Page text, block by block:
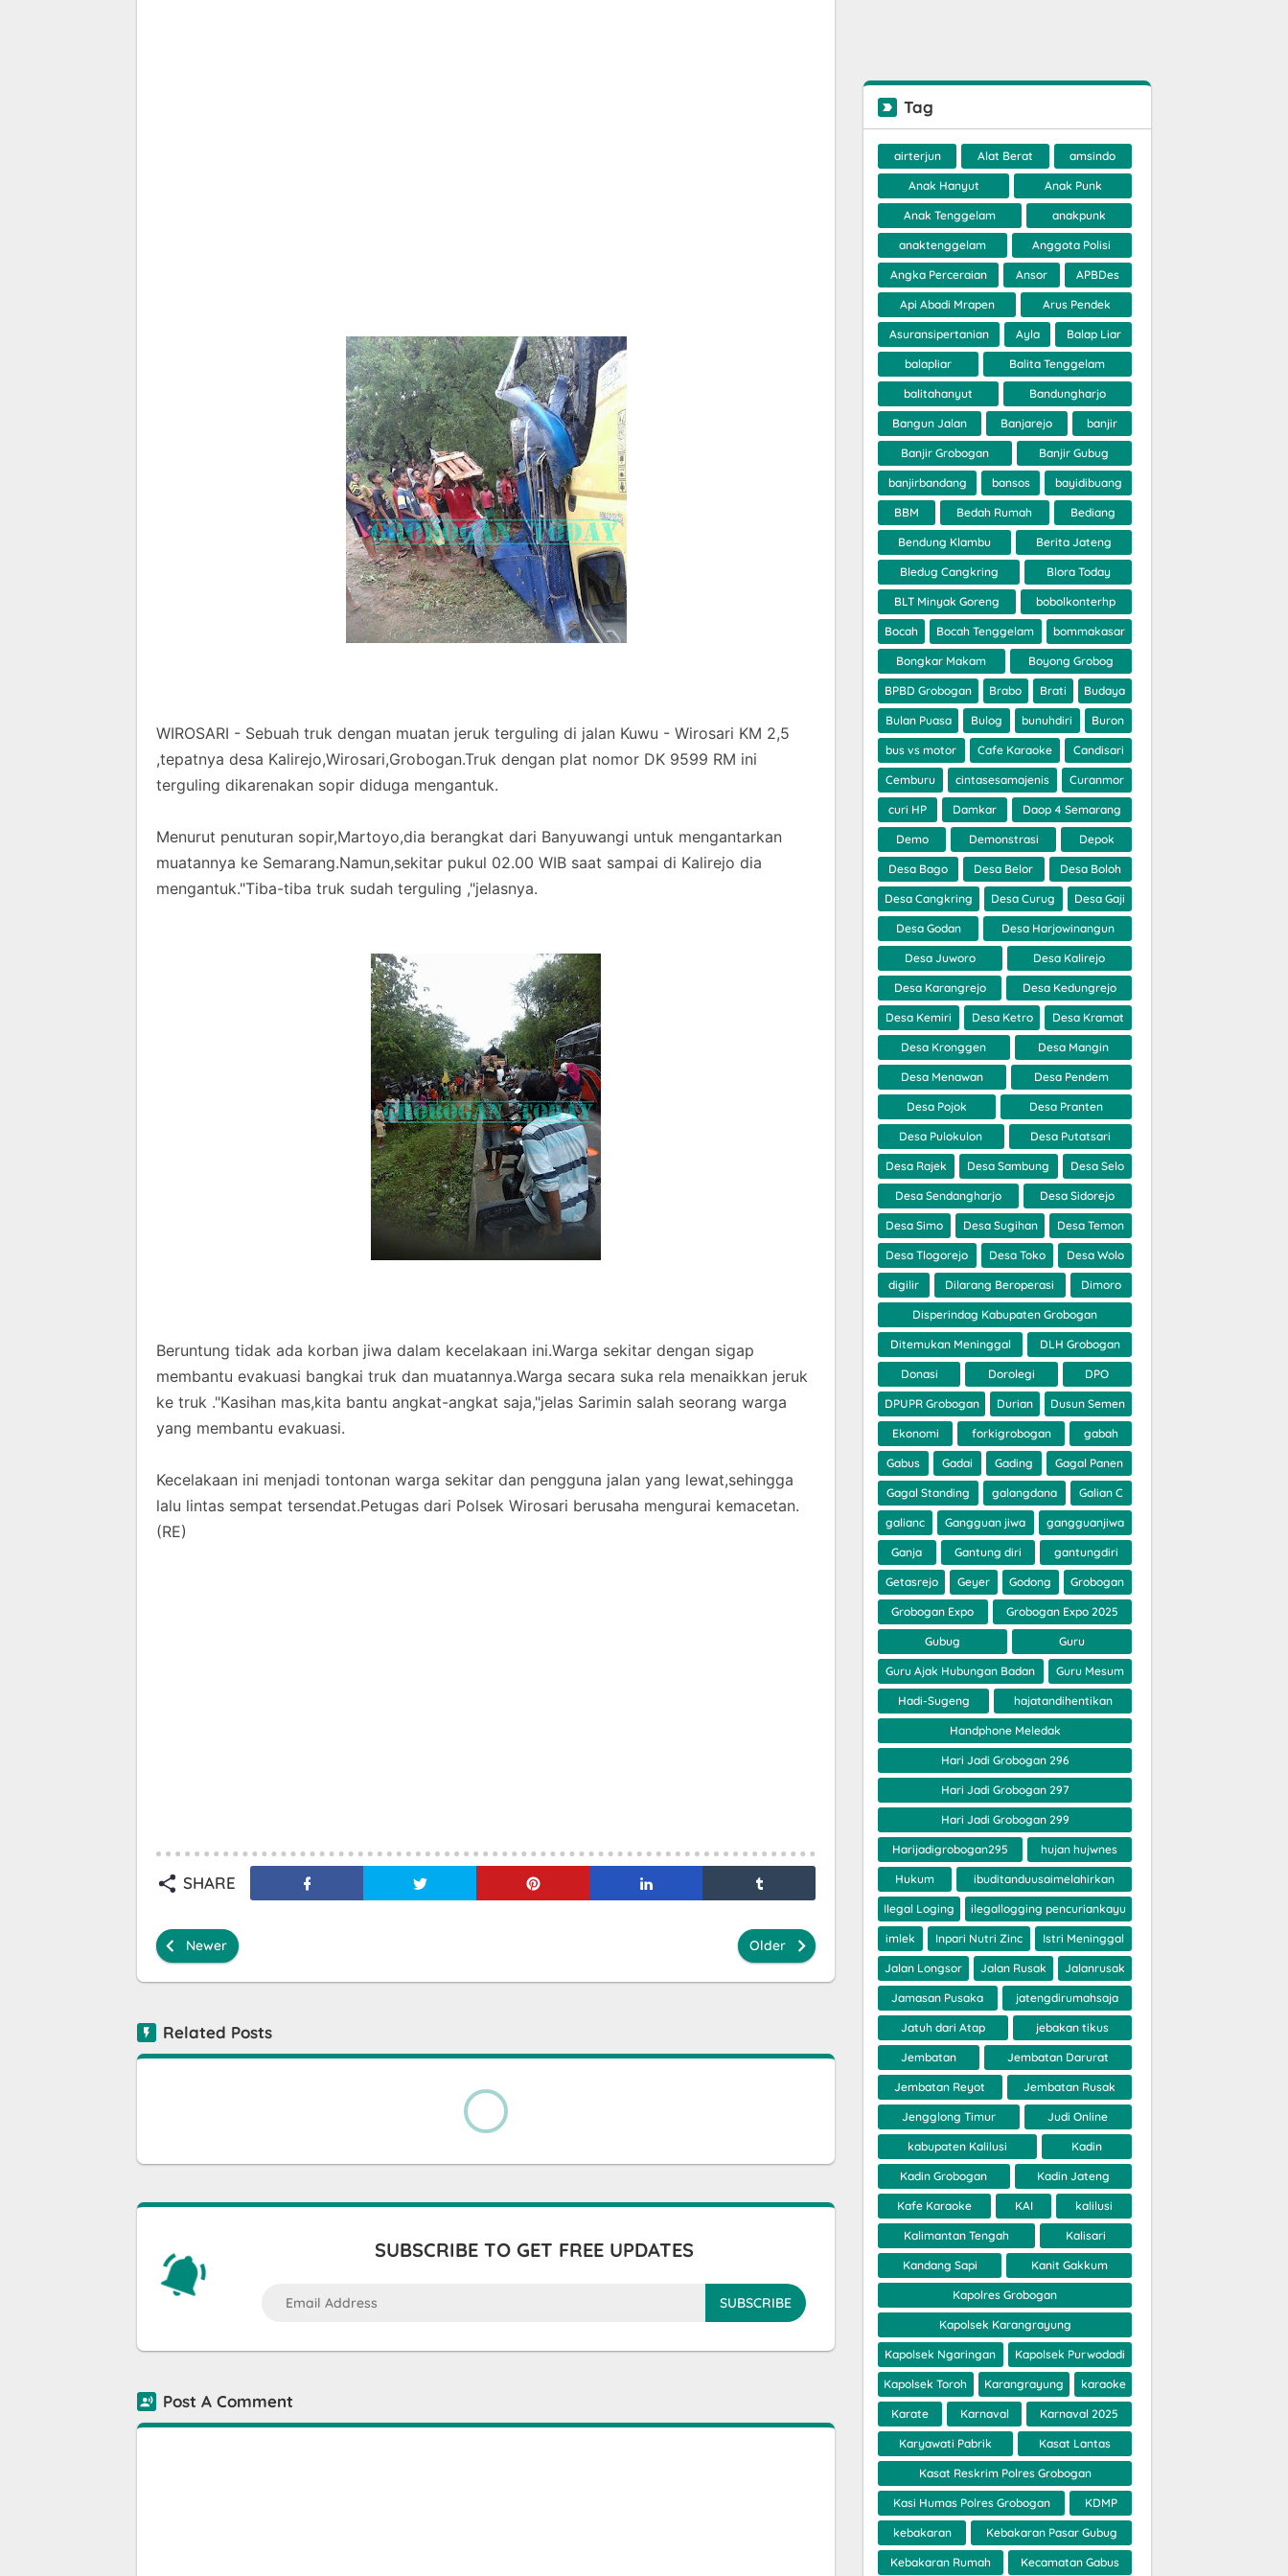
WIROSARI - Sebuah truk dengan muatan jeruk terguling di jalan Kuwu - Wirosari KM 2,5
,tepatnya desa Kalirejo,Wirosari,Grobogan.Truk dengan plat nomor DK 9599 RM ini
terguling dikarenakan sopir diduga mengantuk.
Menurut penuturan sopir,Martoyo,dia berangkat dari Banyuwangi untuk mengantarkan
muatannya ke Semarang.Namun,sekitar pukul 02.00 WIB saat sampai di Kalirejo dia
mengantuk."Tiba-tiba truk sudah terguling ,"jelasnya.
Beruntung tidak ada korban jiwa dalam kecelakaan ini.Warga sekitar dengan sigap
membantu evakuasi bangkai truk dan muatannya.Warga secara suka rela menaikkan jeruk
ke truk ."Kasihan mas,kita bantu angkat-angkat saja,"jelas Sarimin salah seorang warga
yang membantu evakuasi.
Kecelakaan ini menjadi tontonan warga sekitar dan pengguna jalan yang lewat,sehingga
lalu lintas sempat tersendat.Petugas dari Polsek Wirosari berusaha mengurai kemacetan.
(RE)
SHARE
Newer Older
Related Posts
SUBSCRIBE TO GET FREE UPDATES
Post A Comment
Tag
airterjun Alat Berat amsindo
Anak Hanyut Anak Punk
Anak Tenggelam anakpunk
anaktenggelam Anggota Polisi
Angka Perceraian Ansor APBDes
Api Abadi Mrapen Arus Pendek
Asuransipertanian Ayla Balap Liar
balapliar Balita Tenggelam
balitahanyut Bandungharjo
Bangun Jalan Banjarejo banjir
Banjir Grobogan Banjir Gubug
banjirbandang bansos bayidibuang
BBM Bedah Rumah Bediang
Bendung Klambu Berita Jateng
Bledug Cangkring Blora Today
BLT Minyak Goreng bobolkonterhp
Bocah Bocah Tenggelam bommakasar
Bongkar Makam Boyong Grobog
BPBD Grobogan Brabo Brati Budaya
Bulan Puasa Bulog bunuhdiri Buron
bus vs motor Cafe Karaoke Candisari
Cemburu cintasesamajenis Curanmor
curi HP Damkar Daop 4 Semarang
Demo Demonstrasi Depok
Desa Bago Desa Belor Desa Boloh
Desa Cangkring Desa Curug Desa Gaji
Desa Godan Desa Harjowinangun
Desa Juworo Desa Kalirejo
Desa Karangrejo Desa Kedungrejo
Desa Kemiri Desa Ketro Desa Kramat
Desa Kronggen Desa Mangin
Desa Menawan Desa Pendem
Desa Pojok Desa Pranten
Desa Pulokulon Desa Putatsari
Desa Rajek Desa Sambung Desa Selo
Desa Sendangharjo Desa Sidorejo
Desa Simo Desa Sugihan Desa Temon
Desa Tlogorejo Desa Toko Desa Wolo
digilir Dilarang Beroperasi Dimoro
Disperindag Kabupaten Grobogan
Ditemukan Meninggal DLH Grobogan
Donasi Dorolegi DPO
DPUPR Grobogan Durian Dusun Semen
Ekonomi forkigrobogan gabah
Gabus Gadai Gading Gagal Panen
Gagal Standing galangdana Galian C
galianc Gangguan jiwa gangguanjiwa
Ganja Gantung diri gantungdiri
Getasrejo Geyer Godong Grobogan
Grobogan Expo Grobogan Expo 2025
Gubug Guru
Guru Ajak Hubungan Badan Guru Mesum
Hadi-Sugeng hajatandihentikan
Handphone Meledak
Hari Jadi Grobogan 296
Hari Jadi Grobogan 297
Hari Jadi Grobogan 299
Harijadigrobogan295 hujan hujwnes
Hukum ibuditanduusaimelahirkan
Ilegal Loging ilegallogging pencuriankayu
imlek Inpari Nutri Zinc Istri Meninggal
Jalan Longsor Jalan Rusak Jalanrusak
Jamasan Pusaka jatengdirumahsaja
Jatuh dari Atap jebakan tikus
Jembatan Jembatan Darurat
Jembatan Reyot Jembatan Rusak
Jengglong Timur Judi Online
kabupaten Kalilusi Kadin
Kadin Grobogan Kadin Jateng
Kafe Karaoke KAI kalilusi
Kalimantan Tengah Kalisari
Kandang Sapi Kanit Gakkum
Kapolres Grobogan
Kapolsek Karangrayung
Kapolsek Ngaringan Kapolsek Purwodadi
Kapolsek Toroh Karangrayung karaoke
Karate Karnaval Karnaval 2025
Karyawati Pabrik Kasat Lantas
Kasat Reskrim Polres Grobogan
Kasi Humas Polres Grobogan KDMP
kebakaran Kebakaran Pasar Gubug
Kebakaran Rumah Kecamatan Gabus